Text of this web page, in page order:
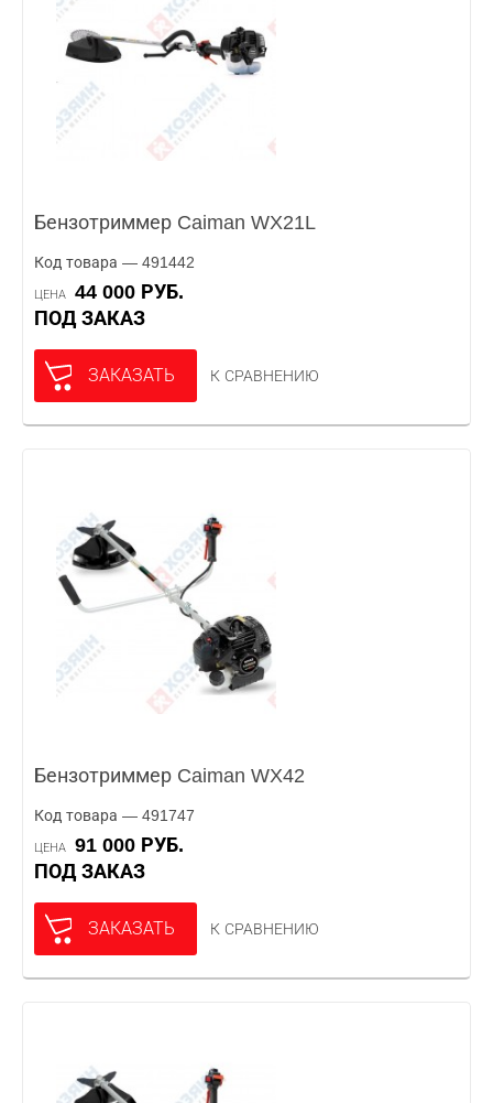
Бензотриммер Caiman WX21L
Код товара — 491442
ЦЕНА
44 000 РУБ.
ПОД ЗАКАЗ
ЗАКАЗАТЬ К СРАВНЕНИЮ
Бензотриммер Caiman WX42
Код товара — 491747
ЦЕНА
91 000 РУБ.
ПОД ЗАКАЗ
ЗАКАЗАТЬ К СРАВНЕНИЮ